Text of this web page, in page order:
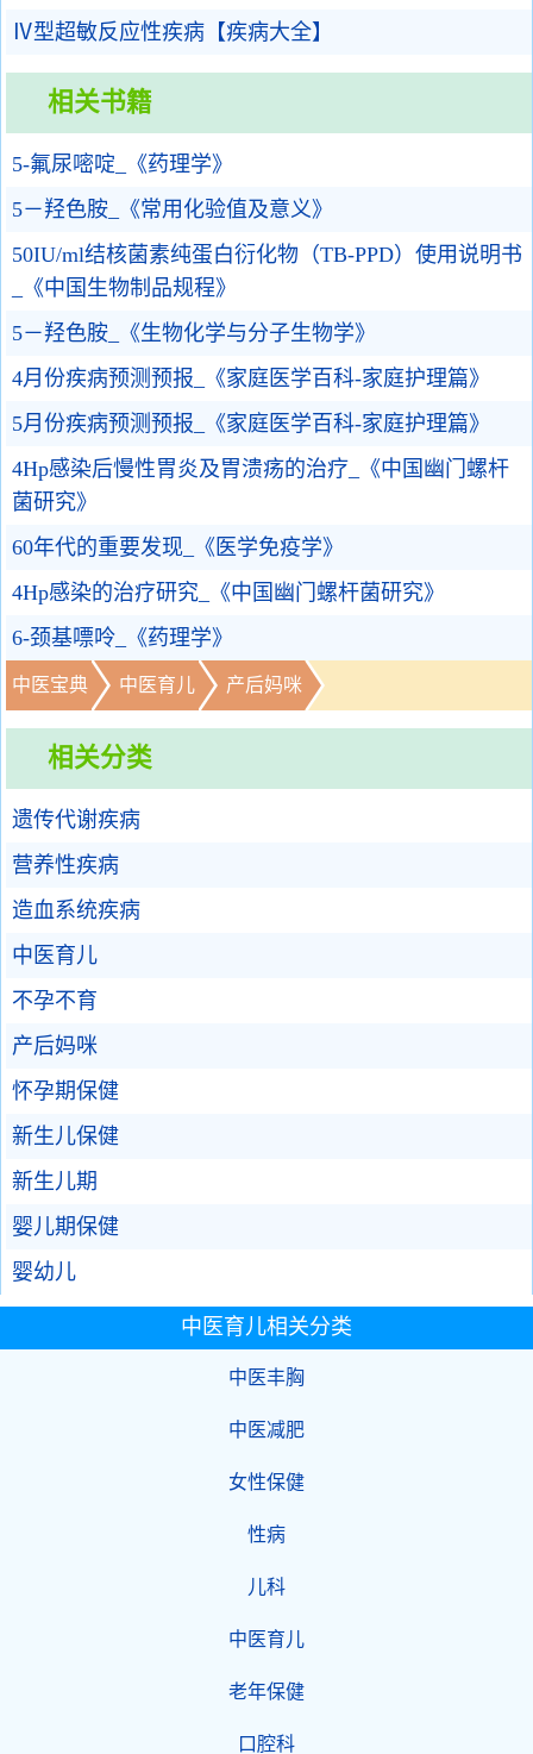
Ⅳ型超敏反应性疾病【疾病大全】
相关书籍
5-氟尿嘧啶_《药理学》
5－羟色胺_《常用化验值及意义》
50IU/ml结核菌素纯蛋白衍化物（TB-PPD）使用说明书
_《中国生物制品规程》
5－羟色胺_《生物化学与分子生物学》
4月份疾病预测预报_《家庭医学百科-家庭护理篇》
5月份疾病预测预报_《家庭医学百科-家庭护理篇》
4Hp感染后慢性胃炎及胃溃疡的治疗_《中国幽门螺杆
菌研究》
60年代的重要发现_《医学免疫学》
4Hp感染的治疗研究_《中国幽门螺杆菌研究》
6-颈基嘌呤_《药理学》
中医宝典 中医育儿 产后妈咪
相关分类
遗传代谢疾病
营养性疾病
造血系统疾病
中医育儿
不孕不育
产后妈咪
怀孕期保健
新生儿保健
新生儿期
婴儿期保健
婴幼儿
中医育儿相关分类
中医丰胸
中医减肥
女性保健
性病
儿科
中医育儿
老年保健
口腔科